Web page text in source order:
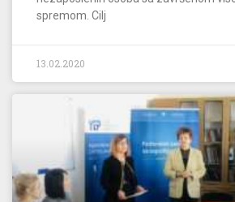
spremom. Cilj
13.02.2020